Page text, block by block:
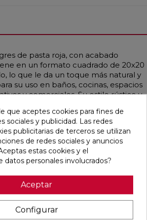
de pasta roja, con acabado
en un formato cuadrado de 20x20
lo que le da un toque más natural y
su uso en baños, cocinas, espacios
y comerciales. Su estilo rústico y
en un atractivo patrón multicolor
te puede interesar
favorite favorite favorite
que aceptes cookies para fines de
sociales y publicidad. Las redes
publicitarias de terceros se utilizan
de redes sociales y anuncios
estas cookies y el
datos personales involucrados?
Aceptar
Configurar